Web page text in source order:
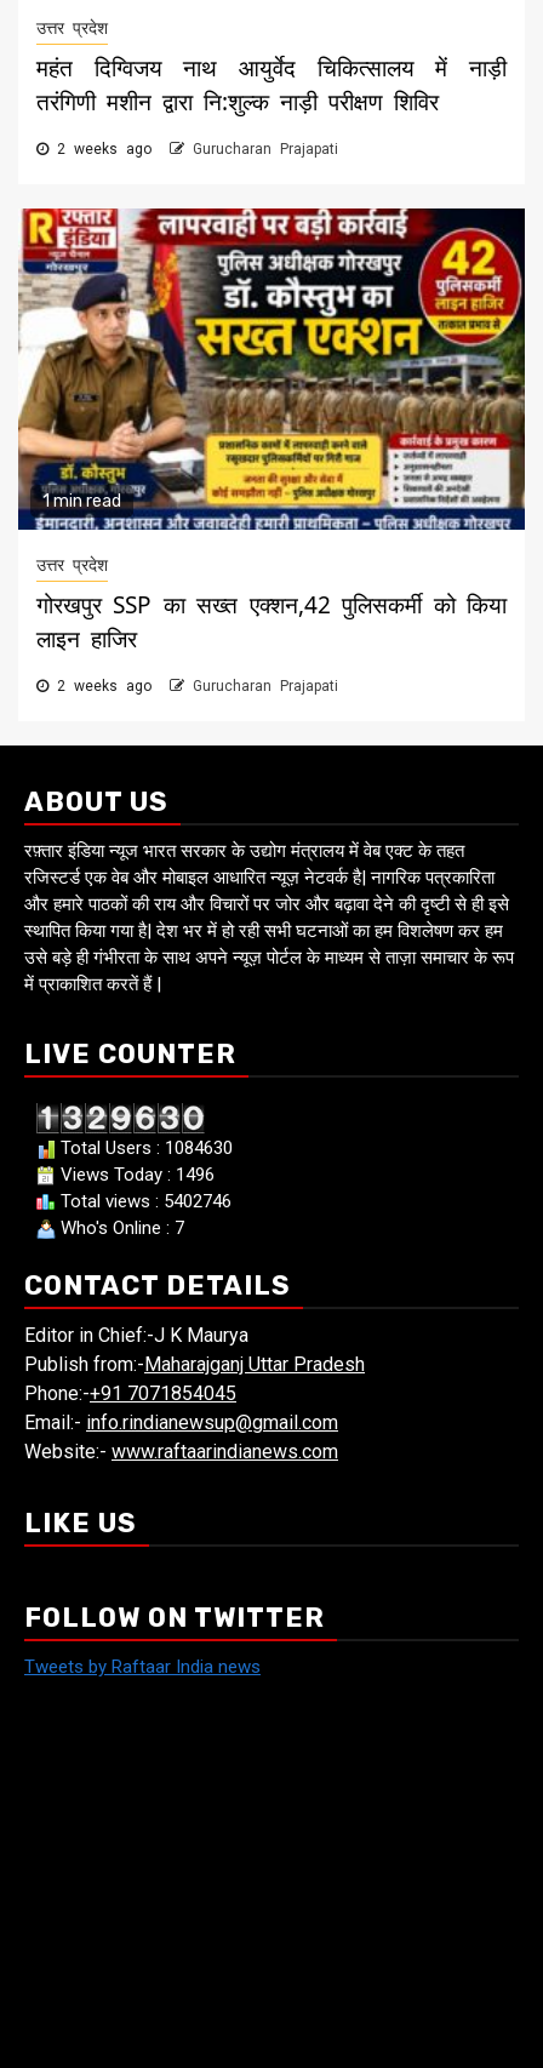
उत्तर प्रदेश
महंत दिग्विजय नाथ आयुर्वेद चिकित्सालय में नाड़ी
तरंगिणी मशीन द्वारा नि:शुल्क नाड़ी परीक्षण शिविर
2 weeks ago Gurucharan Prajapati
1 min read
उत्तर प्रदेश
गोरखपुर SSP का सख्त एक्शन,42 पुलिसकर्मी को किया
लाइन हाजिर
2 weeks ago Gurucharan Prajapati
ABOUT US
रफ़्तार इंडिया न्यूज भारत सरकार के उद्योग मंत्रालय में वेब एक्ट के तहत
रजिस्टर्ड एक वेब और मोबाइल आधारित न्यूज़ नेटवर्क है| नागरिक पत्रकारिता
और हमारे पाठकों की राय और विचारों पर जोर और बढ़ावा देने की दृष्टी से ही इसे
स्थापित किया गया है| देश भर में हो रही सभी घटनाओं का हम विशलेषण कर हम
उसे बड़े ही गंभीरता के साथ अपने न्यूज़ पोर्टल के माध्यम से ताज़ा समाचार के रूप
में प्राकाशित करतें हैं |
LIVE COUNTER
Total Users : 1084630
Views Today : 1496
Total views : 5402746
Who's Online : 7
CONTACT DETAILS
Editor in Chief:-J K Maurya
Publish from:-Maharajganj Uttar Pradesh
Phone:-+91 7071854045
Email:- info.rindianewsup@gmail.com
Website:- www.raftaarindianews.com
LIKE US
FOLLOW ON TWITTER
Tweets by Raftaar India news